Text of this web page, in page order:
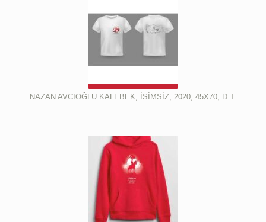
NAZAN AVCIOĞLU KALEBEK, İSİMSİZ, 2020, 45X70, D.T.